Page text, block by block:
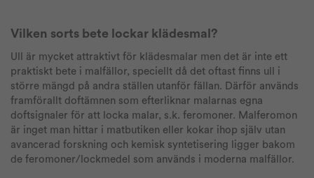
Vilken sorts bete lockar klädesmal?
Ull är mycket attraktivt för klädesmalar men det är inte ett
praktiskt bete i malfällor, speciellt då det oftast finns ull i
större mängd på andra ställen utanför fällan. Därför används
framförallt doftämnen som efterliknar malarnas egna
doftsignaler för att locka malar, s.k. feromoner. Malferomon
är inget man hittar i matbutiken eller kokar ihop själv utan
avancerad forskning och kemisk syntetisering ligger bakom
de feromoner/lockmedel som används i moderna malfällor.